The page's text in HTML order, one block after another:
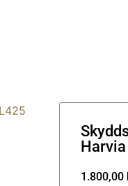
1.800,00